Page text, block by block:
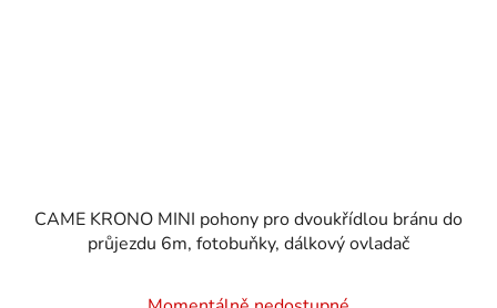
CAME KRONO MINI pohony pro dvoukřídlou bránu do
průjezdu 6m, fotobuňky, dálkový ovladač